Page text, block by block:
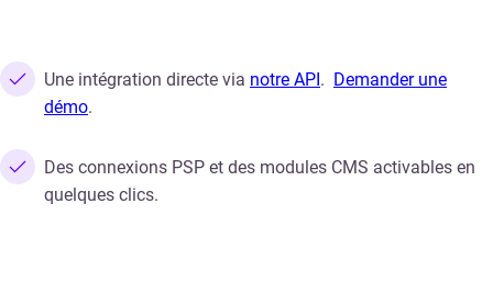
Une intégration directe via notre API. Demander une
démo.
Des connexions PSP et des modules CMS activables en
quelques clics.